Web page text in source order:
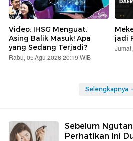
Video: IHSG Menguat,
Asing Balik Masuk! Apa
yang Sedang Terjadi?
Rabu, 05 Agu 2026 20:19 WIB
jadi
Selengkapnya
Sebelum
Perhatikan Ini